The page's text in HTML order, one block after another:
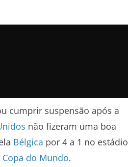
cumprir suspensão após a
não fizeram uma boa
Bélgica por 4 a 1 no estádio
Copa do Mundo.